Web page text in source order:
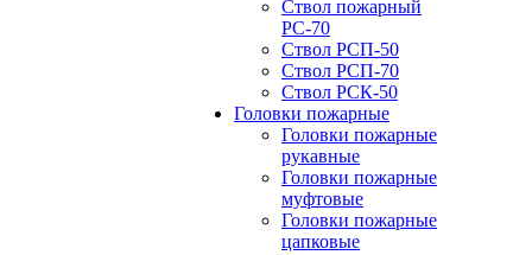
Ствол пожарный
РС-70
Ствол РСП-50
Ствол РСП-70
Ствол РСК-50
Головки пожарные
Головки пожарные
рукавные
Головки пожарные
муфтовые
Головки пожарные
цапковые